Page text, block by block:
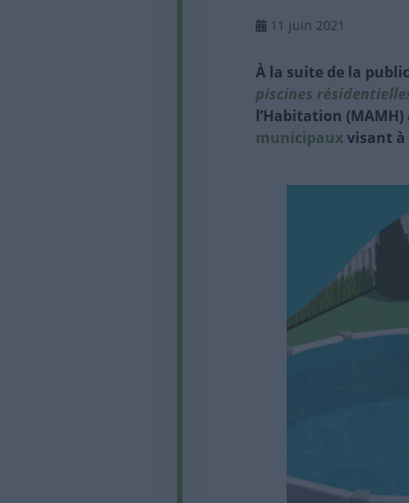
11 juin 2021
À la suite de la
piscines
l’Habitation
municipauxvisant